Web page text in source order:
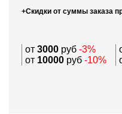
+Скидки от суммы заказа
от 3000 руб -3%
от 10000 руб -10%